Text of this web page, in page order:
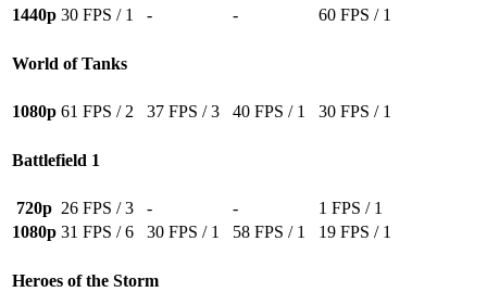
1440p 30 FPS / 1 - - 60 FPS / 1
World of Tanks
1080p 61 FPS / 2 37 FPS / 3 40 FPS / 1 30 FPS / 1
Battlefield 1
720p 26 FPS / 3 - -
1 FPS / 1
1080p 31 FPS / 6 30 FPS / 1 58 FPS / 1 19 FPS / 1
Heroes of the Storm